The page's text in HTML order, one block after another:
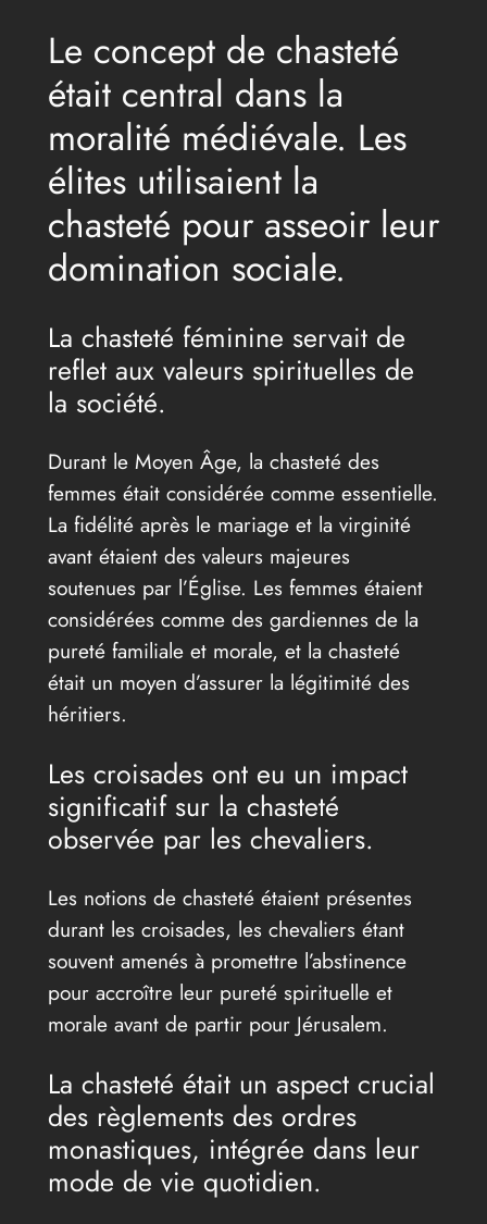
Le concept de chasteté
était central dans la
moralité médiévale. Les
élites utilisaient la
chasteté pour asseoir leur
domination sociale.
La chasteté féminine servait de
reflet aux valeurs spirituelles de
la société.
Durant le Moyen Âge, la chasteté des
femmes était considérée comme essentielle.
La fidélité après le mariage et la virginité
avant étaient des valeurs majeures
soutenues par l’Église. Les femmes étaient
considérées comme des gardiennes de la
pureté familiale et morale, et la chasteté
était un moyen d’assurer la légitimité des
héritiers.
Les croisades ont eu un impact
significatif sur la chasteté
observée par les chevaliers.
Les notions de chasteté étaient présentes
durant les croisades, les chevaliers étant
souvent amenés à promettre l’abstinence
pour accroître leur pureté spirituelle et
morale avant de partir pour Jérusalem.
La chasteté était un aspect crucial
des règlements des ordres
monastiques, intégrée dans leur
mode de vie quotidien.